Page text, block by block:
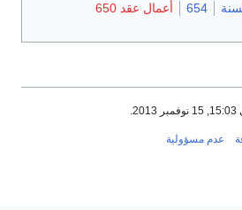
654
أعمال عقد 650
عدم مسؤولية